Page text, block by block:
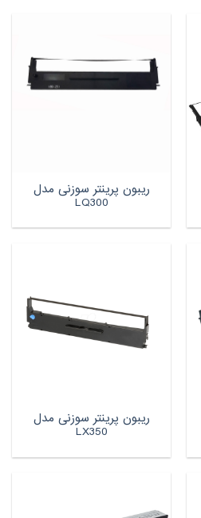
ریبون پرینتر سوزنی مدل
LQ300
ریبون پرینتر سوزنی مدل
LX350